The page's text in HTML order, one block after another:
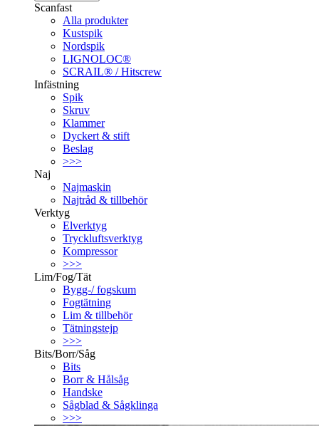
Scanfast
Alla produkter
Kustspik
Nordspik
LIGNOLOC®
SCRAIL® / Hitscrew
Infästning
Spik
Skruv
Klammer
Dyckert & stift
Beslag
>>>
Naj
Najmaskin
Najtråd & tillbehör
Verktyg
Elverktyg
Tryckluftsverktyg
Kompressor
>>>
Lim/Fog/Tät
Bygg-/ fogskum
Fogtätning
Lim & tillbehör
Tätningstejp
>>>
Bits/Borr/Såg
Bits
Borr & Hålsåg
Handske
Sågblad & Sågklinga
>>>